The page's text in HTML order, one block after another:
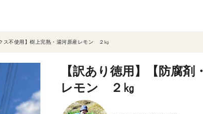
ス不使用】樹上完熟・湯河原産レモン ２㎏
【訳あり徳用】【防腐
レモン ２㎏